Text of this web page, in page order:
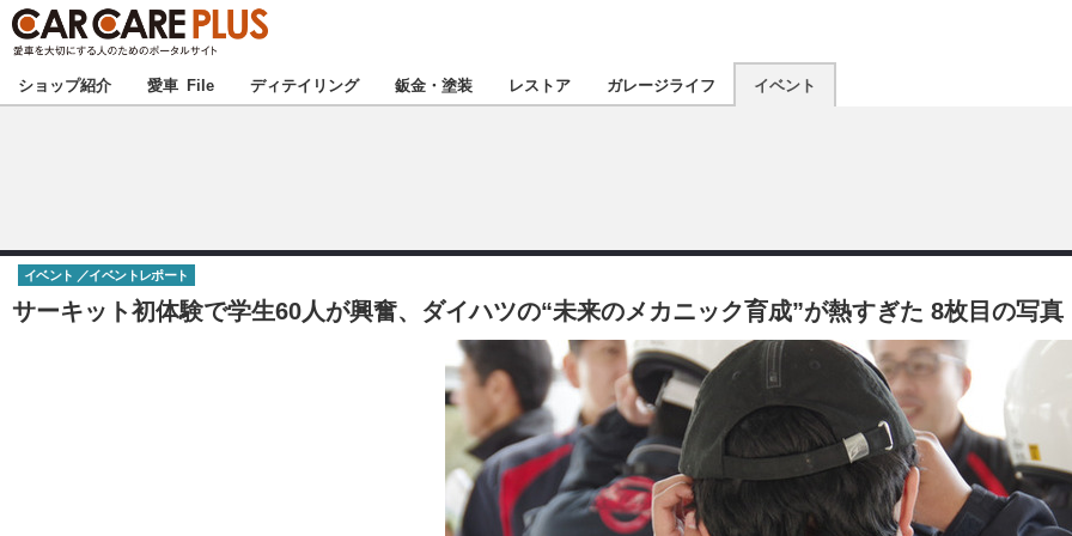
★カーケアプラス認定★厳選プロショ
甲信越 北陸
関西
四国
沖縄
ショップ紹介 愛車 File ディテイリング 鈑金・塗装 レストア ガレージライフ イベント
サーキット初体験で学生60人が興奮、ダイハツの“未来のメカニック育成”が熱すぎた 8枚目の写真
イベント イベントレポート